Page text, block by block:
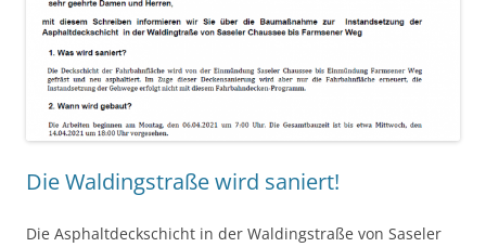
Die Waldingstraße wird saniert!
Die Asphaltdeckschicht in der Waldingstraße von Saseler